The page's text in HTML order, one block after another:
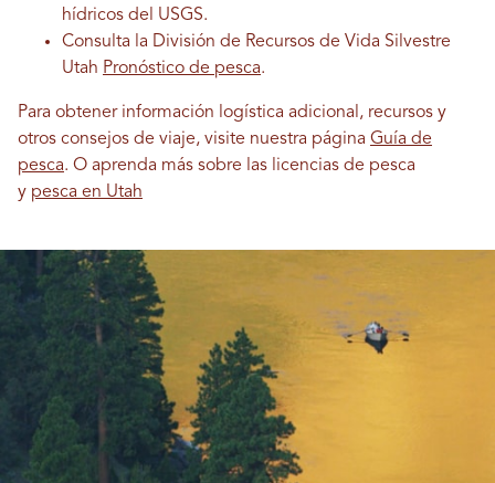
hídricos del USGS.
Consulta la División de Recursos de Vida Silvestre
Utah Pronóstico de pesca.
Para obtener información logística adicional, recursos y
otros consejos de viaje, visite nuestra página Guía de
pesca. O aprenda más sobre las licencias de pesca
y pesca en Utah